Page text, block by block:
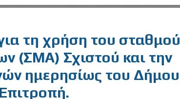
τη χρήση του σταθμού
(ΣΜΑ) Σχιστού και την
ημερησίως του Δήμου